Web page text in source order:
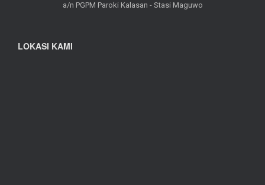
a/n PGPM Paroki Kalasan - Stasi Maguwo
LOKASI KAMI